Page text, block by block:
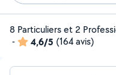
8 Particuliers et 2
-
4,6/5 (164 avis)